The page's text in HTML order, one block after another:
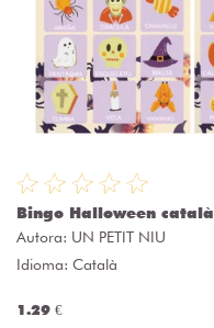
Bingo Halloween català
Autora: UN PETIT NIU
Idioma: Català
1.29 €